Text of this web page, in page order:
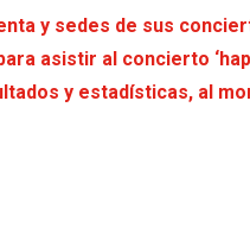
y sedes de sus
asistir al concierto
y estadísticas, al